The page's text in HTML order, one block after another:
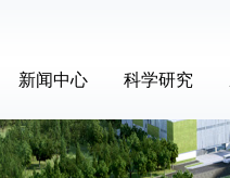
新闻中心 科学研究